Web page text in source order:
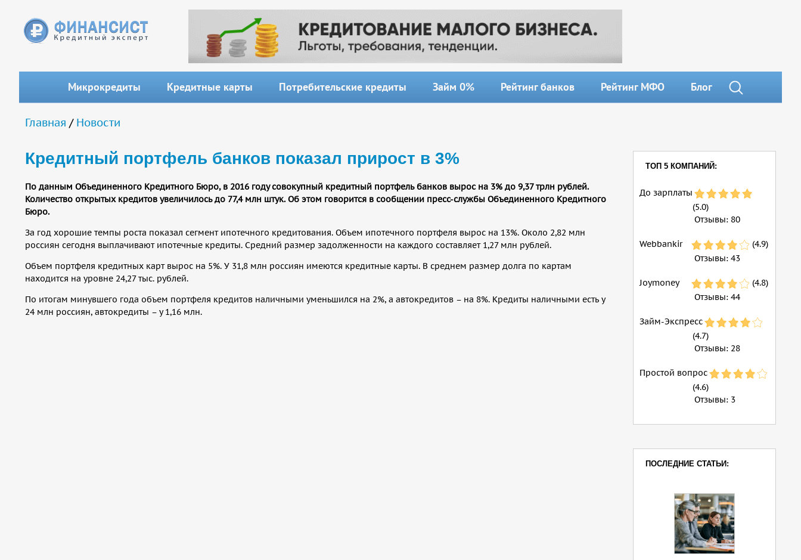
Микрокредиты Кредитные карты Потребительские кредиты Займ 0% Рейтинг банков Рейтинг МФО Блог
Вы здесь
Главная / Новости
Кредитный портфель банков показал прирост в 3%
По данным Объединенного Кредитного Бюро, в 2016 году совокупный кредитный портфель банков вырос на 3% до 9,37 трлн рублей.
Количество открытых кредитов увеличилось до 77,4 млн штук. Об этом говорится в сообщении пресс-службы Объединенного Кредитного
Бюро.
За год хорошие темпы роста показал сегмент ипотечного кредитования. Объем ипотечного портфеля вырос на 13%. Около 2,82 млн
россиян сегодня выплачивают ипотечные кредиты. Средний размер задолженности на каждого составляет 1,27 млн рублей.
Объем портфеля кредитных карт вырос на 5%. У 31,8 млн россиян имеются кредитные карты. В среднем размер долга по картам
находится на уровне 24,27 тыс. рублей.
По итогам минувшего года объем портфеля кредитов наличными уменьшился на 2%, а автокредитов – на 8%. Кредиты наличными есть у
24 млн россиян, автокредиты – у 1,16 млн.
ТОП 5 КОМПАНИЙ:
До зарплаты
(5.0)
Отзывы: 80
Webbankir
(4.9)
Отзывы: 43
Joymoney
(4.8)
Отзывы: 44
Займ-Экспресс
(4.7)
Отзывы: 28
Простой вопрос
(4.6)
Отзывы: 3
ПОСЛЕДНИЕ СТАТЬИ: